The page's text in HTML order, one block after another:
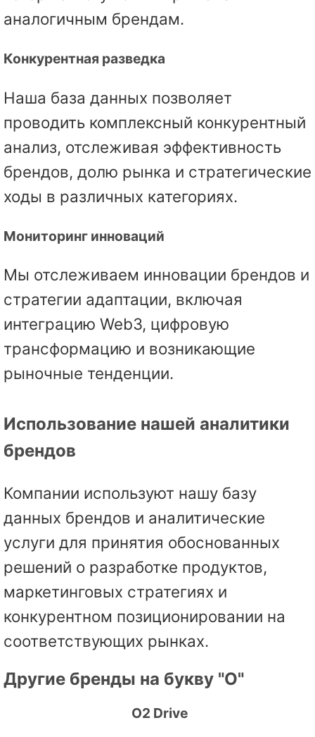
аналогичным брендам.
Конкурентная разведка
Наша база данных позволяет
проводить комплексный конкурентный
анализ, отслеживая эффективность
брендов, долю рынка и стратегические
ходы в различных категориях.
Мониторинг инноваций
Мы отслеживаем инновации брендов и
стратегии адаптации, включая
интеграцию Web3, цифровую
трансформацию и возникающие
рыночные тенденции.
Использование нашей аналитики
брендов
Компании используют нашу базу
данных брендов и аналитические
услуги для принятия обоснованных
решений о разработке продуктов,
маркетинговых стратегиях и
конкурентном позиционировании на
соответствующих рынках.
Другие бренды на букву "O"
O2 Drive